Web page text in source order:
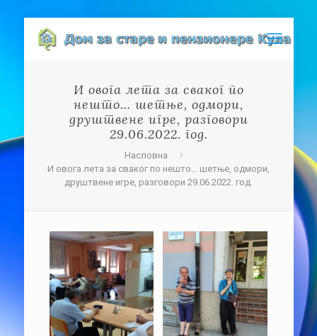
И овога лета за сваког по
нешто… шетње, одмори,
друштвене игре, разговори
29.06.2022. год.
Насловна
И овога лета за сваког по нешто… шетње, одмори,
друштвене игре, разговори 29.06.2022. год.